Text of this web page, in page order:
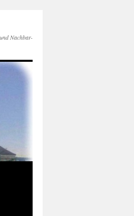
Nachbar-